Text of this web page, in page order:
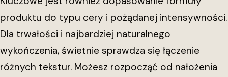
produktu do typu cery i pożądanej intensywności.
Dla trwałości i najbardziej naturalnego
wykończenia, świetnie sprawdza się łączenie
różnych tekstur. Możesz rozpocząć od nałożenia